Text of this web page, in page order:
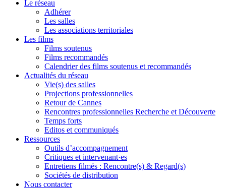
Le réseau
Adhérer
Les salles
Les associations territoriales
Les films
Films soutenus
Films recommandés
Calendrier des films soutenus et recommandés
Actualités du réseau
Vie(s) des salles
Projections professionnelles
Retour de Cannes
Rencontres professionnelles Recherche et Découverte
Temps forts
Editos et communiqués
Ressources
Outils d’accompagnement
Critiques et intervenant·es
Entretiens filmés : Rencontre(s) & Regard(s)
Sociétés de distribution
Nous contacter